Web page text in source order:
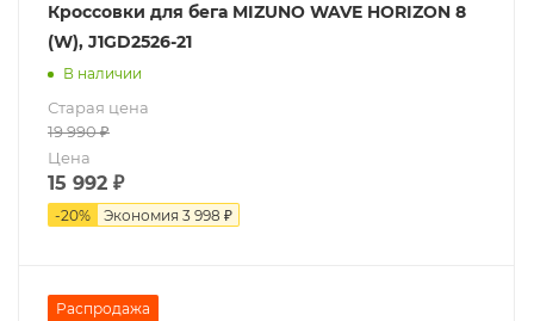
Кроссовки для бега MIZUNO WAVE HORIZON 8
(W), J1GD2526-21
В наличии
Старая цена
19 990₽
Цена
15 992 ₽
-20% Экономия 3 998 ₽
Распродажа